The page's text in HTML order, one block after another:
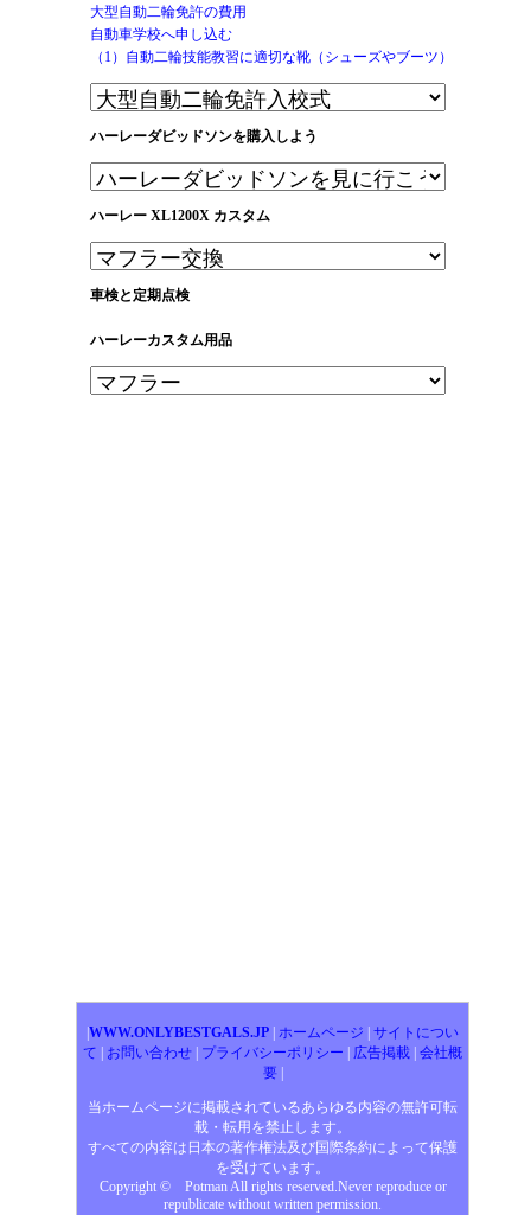
大型自動二輪免許の費用
自動車学校へ申し込む
（1）自動二輪技能教習に適切な靴（シューズやブーツ）
ハーレーダビッドソンを購入しよう
ハーレー XL1200X カスタム
車検と定期点検
ハーレーカスタム用品
WWW.ONLYBESTGALS.JP ホームページ
サイトについ
て
お問い合わせ プライバシーポリシー 広告掲載 会社概
要|
当ホームページに掲載されているあらゆる内容の無許可転
載・転用を禁止します。
すべての内容は日本の著作権法及び国際条約によって保護
を受けています。
Copyright © Potman All rights reserved.Never reproduce or
republicate without written permission.